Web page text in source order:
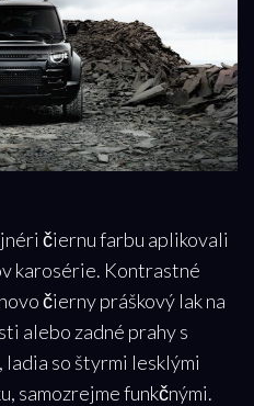
čiernu farbu aplikovali
karosérie. Kontrastné
čierny práškový lak na
alebo zadné prahy s
ladia so štyrmi lesklými
samozrejme funkčnými.